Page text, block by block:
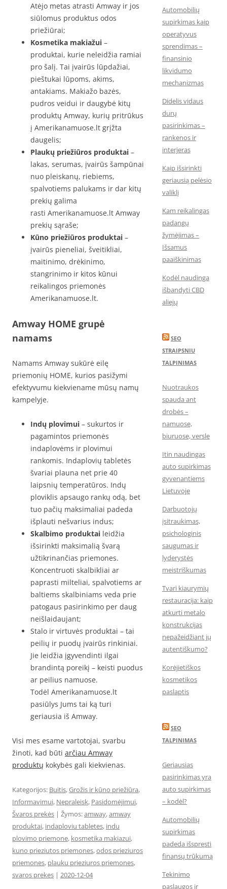
Atėjo metas atrasti Amway ir jos
siūlomus produktus odos
priežiūrai;
Kosmetika makiažui –
produktai, kurie neleidžia ramiai
pro šalį. Tai įvairūs lūpdažiai,
pieštukai lūpoms, akims,
antakiams. Makiažo bazės,
pudros veidui ir daugybė kitų
produktų Amway, kurių pritrūkus
į Amerikanamuose.lt grįžta
daugelis;
Plaukų priežiūros produktai –
lakas, serumas, įvairūs šampūnai
nuo pleiskanų, riebiems,
spalvotiems palukams ir dar kitų
prekių galima
rasti Amerikanamuose.lt Amway
prekių sąraše;
Kūno priežiūros produktai –
įvairūs pieneliai, šveitikliai,
maitinimo, drėkinimo,
stangrinimo ir kitos kūnui
reikalingos priemonės
Amerikanamuose.lt.
Amway HOME grupė
namams
Namams Amway sukūrė eilę
priemonių HOME, kurios pasižymi
efektyvumu kiekviename mūsų namų
kampelyje.
Indų plovimui – sukurtos ir
pagamintos priemonės
indaplovėms ir plovimui
rankomis. Indaplovių tabletės
švariai plauna net prie 40
laipsnių temperatūros. Indų
ploviklis apsaugo rankų odą, bet
tuo pačių maksimaliai padeda
išplauti nešvarius indus;
Skalbimo produktai leidžia
išsirinkti maksimalią švarą
užtikrinančias priemones.
Koncentruoti skalbikliai ar
paprasti milteliai, spalvotiems ar
baltiems skalbiniams veda prie
patogaus pasirinkimo per daug
neišlaidaujant;
Stalo ir virtuvės produktai – tai
peilių ir puodų įvairūs rinkiniai.
Jie leidžia įgyvendinti ilgai
brandintą poreikį – keisti puodus
ar peilius namuose.
Todėl Amerikanamuose.lt
pasiūlys Jums tai ką turi
geriausia iš Amway.
Visi mes esame vartotojai, svarbu
žinoti, kad būti arčiau Amway
produktų kokybės gali kiekvienas.
Kategorijos: Buitis,Grožis ir kūno priežiūra,
Informavimui, Nepraleisk, Pasidomėjimui,
Švaros prekės | Žymos:amway,amway
produktai, indaploviu tabletes, indu
plovimo priemone, kosmetika makiazui,
kuno prieziutos priemones,odos prieziuros
priemones, plauku prieziuros priemones,
svaros prekes | 2020-12-04
Automobilių
supirkimas kaip
operatyvus
sprendimas –
finansinio
likvidumo
mechanizmas
Didelis vidaus
durų
pasirinkimas –
rankenos ir
interjeras
Kaip išsirinkti
geriausią pelėsio
valiklį
Kam reikalingas
padangų
žymėjimas –
Išsamus
paaiškinimas
Kodėl naudinga
išbandyti CBD
aliejų
SEO
STRAIPSNIU
TALPINIMAS
Nuotraukos
spauda ant
drobės –
namuose,
biuruose, versle
Itin naudingas
auto supirkimas
gyvenantiems
Lietuvoje
Darbuotojų
įsitraukimas,
psichologinis
saugumas ir
lyderystės
meistriškumas
Tvari kiaurymių
restauracija: kaip
atkurti metalo
konstrukcijas
nepažeidžiant jų
autentiškumo?
Korėjietiškos
kosmetikos
paslaptis
SEO
TALPINIMAS
Geriausias
pasirinkimas yra
auto supirkimas
– kodėl?
Automobilių
supirkimas
padeda išspręsti
finansų trūkumą
Tekinimo
paslaugos ir